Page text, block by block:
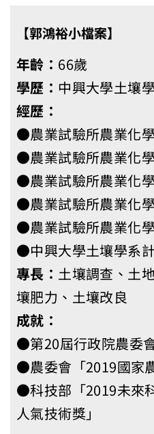
【郭鴻裕小檔案】
年齡：66歲
學歷：中興大學土壤
經歷：
●農業試驗所農業化
●農業試驗所農業化
●農業試驗所農業化
●農業試驗所農業化
●農業試驗所農業化
●中興大學土壤學系
專長：土壤調查、土
壤肥力、土壤改良
成就：
●第20屆行政院農委
●農委會「2019國家
●科技部「2019未來
人氣技術獎」